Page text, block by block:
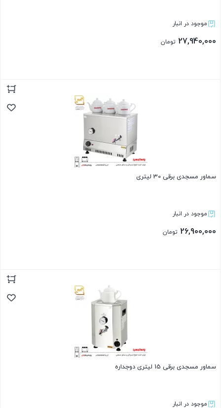
موجود در انبار
27,940,000 تومان
سماور مسجدی برقی 30 لیتری
موجود در انبار
26,900,000 تومان
سماور مسجدی برقی 15 لیتری دوجداره
موجود در انبار